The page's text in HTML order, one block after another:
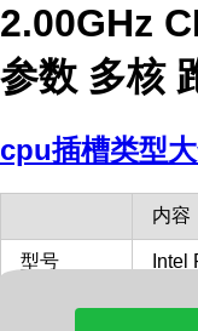
2.00GHz
参数 多核
cpu插槽类型
内容
型号 Intel
单核性能